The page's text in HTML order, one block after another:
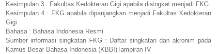
Kesimpulan 3 : Fakultas Kedokteran Gigi apabila disingkat menjadi FKG
Kesimpulan 4 : FKG apabila dipanjangkan menjadi Fakultas Kedokteran
Gigi
Bahasa : Bahasa Indonesia Resmi
Sumber informasi singkatan FKG : Daftar singkatan dan akronim pada
Kamus Besar Bahasa Indonesia (KBBI) lampiran IV